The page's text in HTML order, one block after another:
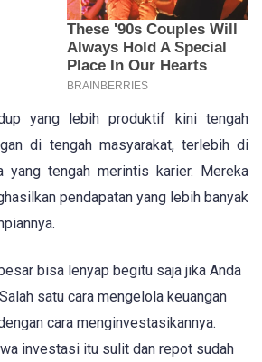
yang lebih produktif kini tengah
di tengah masyarakat, terlebih di
yang tengah merintis karier. Mereka
pendapatan yang lebih banyak
bisa lenyap begitu saja jika Anda
satu cara mengelola keuangan
cara menginvestasikannya.
investasi itu sulit dan repot sudah